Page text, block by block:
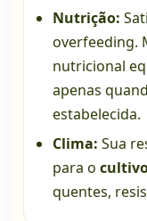
Nutrição:
overfeeding.
nutricional
apenas
estabelecida.
Clima: Sua
para o
quentes,